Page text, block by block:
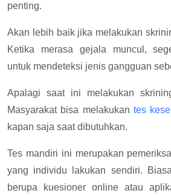
penting.
Akan lebih baik jika melakukan
Ketika merasa gejala muncul,
untuk mendeteksi jenis gangguan
Apalagi saat ini melakukan
Masyarakat bisa melakukan tes
kapan saja saat dibutuhkan.
Tes mandiri ini merupakan
yang individu lakukan sendiri.
berupa kuesioner online atau